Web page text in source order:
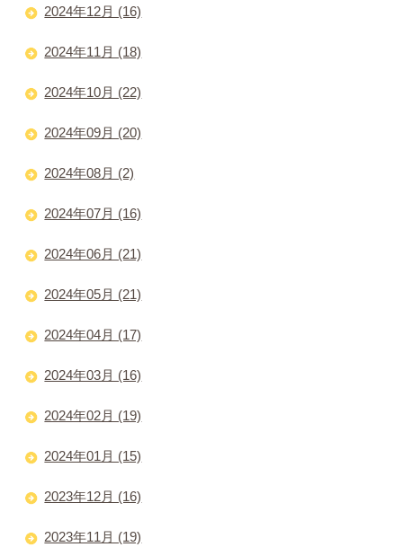
2024年12月 (16)
2024年11月 (18)
2024年10月 (22)
2024年09月 (20)
2024年08月 (2)
2024年07月 (16)
2024年06月 (21)
2024年05月 (21)
2024年04月 (17)
2024年03月 (16)
2024年02月 (19)
2024年01月 (15)
2023年12月 (16)
2023年11月 (19)